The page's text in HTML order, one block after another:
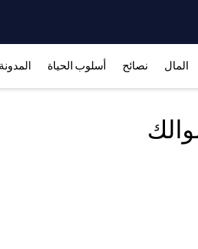
المال نصائح أسلوب الحياة